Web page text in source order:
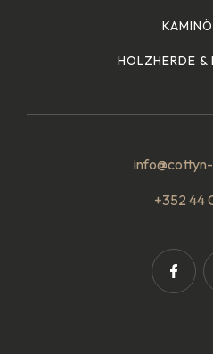
HOLZHERDE &
+352 44